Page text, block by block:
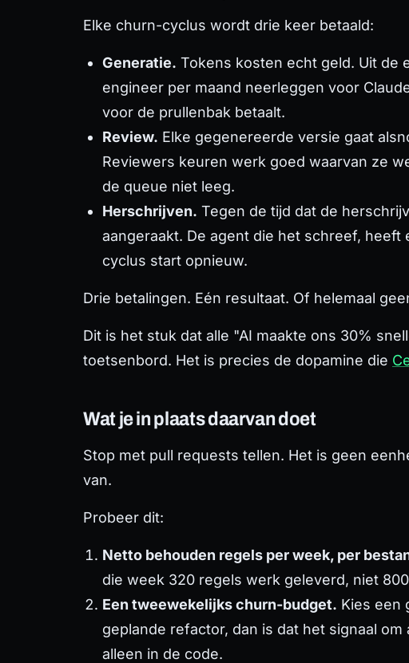
Elke churn-cyclus wordt drie keer betaald:
Generatie. Tokens kosten echt geld. Uit de
engineer per maand neerleggen voor
voor de prullenbak betaalt.
Review. Elke gegenereerde versie gaat
Reviewers keuren werk goed waarvan ze
de queue niet leeg.
Herschrijven. Tegen de tijd dat de
aangeraakt. De agent die het schreef,
cyclus start opnieuw.
Drie betalingen. Eén resultaat. Of helemaal
Dit is het stuk dat alle "AI maakte ons 30%
toetsenbord. Het is precies de dopamine die
Wat je in plaats daarvan doet
Stop met pull requests tellen. Het is geen
van.
Probeer dit:
Netto behouden regels per week, per
die week 320 regels werk geleverd, niet
Een tweewekelijks churn-budget. Kies een
geplande refactor, dan is dat het signaal
alleen in de code.